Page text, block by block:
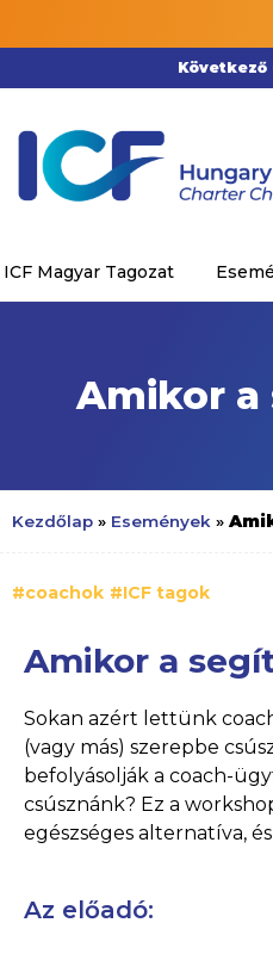
Következő
ICF Magyar Tagozat
Amikor a
Kezdőlap » Események »
#coachok #ICF tagok
Amikor a
Sokan azért lettünk
(vagy más) szerepbe
befolyásolják a coach-
csúsznánk? Ez a
egészséges alternatíva,
Az előadó: